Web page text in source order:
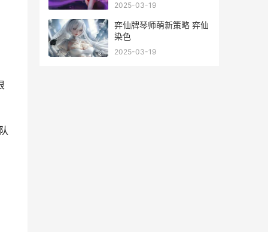
2025-03-19
弈仙牌琴师萌新策略 弈仙
染色
2025-03-19